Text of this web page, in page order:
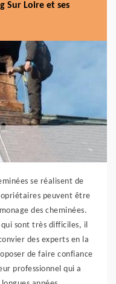
Sur Loire et ses
se réalisent de
peuvent être
des cheminées.
sont très difficiles, il
des experts en la
de faire confiance
professionnel qui a